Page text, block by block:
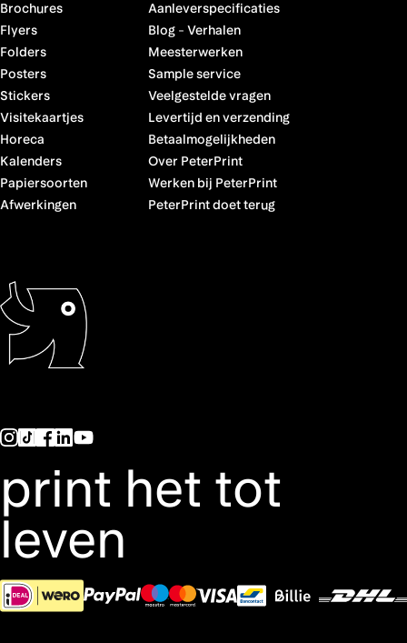
Brochures
Flyers
Folders
Posters
Stickers
Visitekaartjes
Horeca
Kalenders
Papiersoorten
Afwerkingen
Aanleverspecificaties
Blog- Verhalen
Meesterwerken
Sample service
Veelgestelde vragen
Levertijd en verzending
Betaalmogelijkheden
Over PeterPrint
Werken bij PeterPrint
PeterPrint doet terug
print het tot
leven